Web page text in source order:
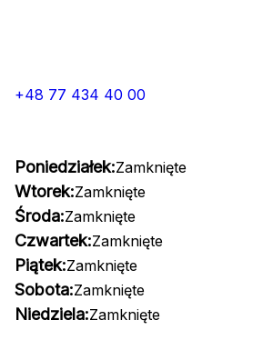
+48 77 434 40 00
Poniedziałek:Zamknięte
Wtorek:Zamknięte
Środa:Zamknięte
Czwartek:Zamknięte
Piątek:Zamknięte
Sobota:Zamknięte
Niedziela:Zamknięte